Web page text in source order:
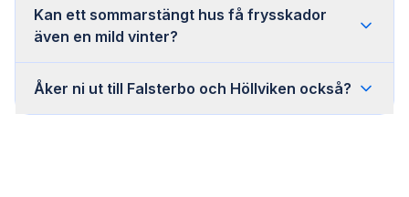
Kan ett sommarstängt hus få frysskador
även en mild vinter?
Åker ni ut till Falsterbo och Höllviken också?